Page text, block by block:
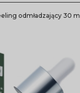
odmładzający 30 ml